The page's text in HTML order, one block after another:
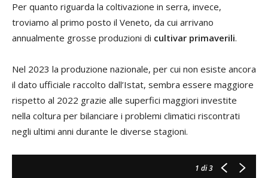
Per quanto riguarda la coltivazione in serra, invece,
troviamo al primo posto il Veneto, da cui arrivano
annualmente grosse produzioni di cultivar primaverili.
Nel 2023 la produzione nazionale, per cui non esiste ancora
il dato ufficiale raccolto dall’Istat, sembra essere maggiore
rispetto al 2022 grazie alle superfici maggiori investite
nella coltura per bilanciare i problemi climatici riscontrati
negli ultimi anni durante le diverse stagioni.
1 di 3